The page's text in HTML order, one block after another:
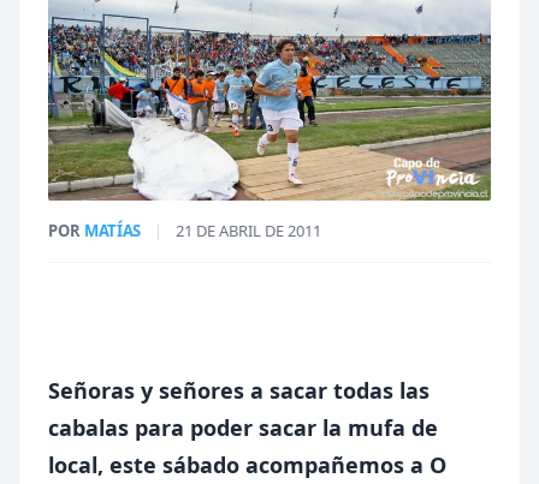
POR MATÍAS | 21 DE ABRIL DE 2011
Señoras y señores a sacar todas las
cabalas para poder sacar la mufa de
local, este sábado acompañemos a O